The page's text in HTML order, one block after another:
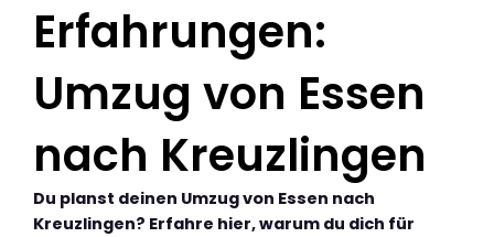
Erfahrungen:
Umzug von Essen
nach Kreuzlingen
Du planst deinen Umzug von Essen nach
Kreuzlingen? Erfahre hier, warum du dich für